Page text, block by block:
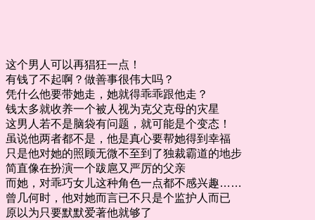
这个男人可以再猖狂一点！
有钱了不起啊？做善事很伟大吗？
凭什么他要带她走，她就得乖乖跟他走？
钱太多就收养一个被人视为克父克母的灾星
这男人若不是脑袋有问题，就可能是个变态！
虽说他两者都不是，他是真心要帮她得到幸福
只是他对她的照顾无微不至到了独裁霸道的地步
简直像在扮演一个跋扈又严厉的父亲
而她，对乖巧女儿这种角色一点都不感兴趣……
曾几何时，他对她而言已不只是个监护人而已
原以为只要默默爱著他就够了